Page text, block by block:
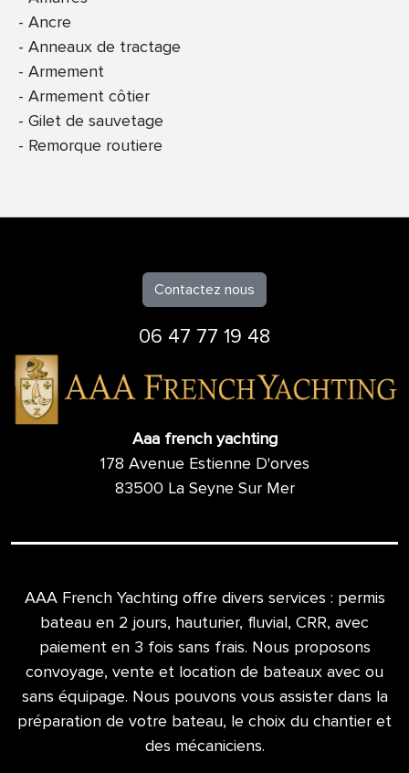
Ancre
Anneaux de tractage
Armement
Armement côtier
Gilet de sauvetage
Remorque routiere
Contactez nous
06 47 77 19 48
Aaa french yachting
178 Avenue Estienne D'orves
83500 La Seyne Sur Mer
AAA French Yachting offre divers services : permis
bateau en 2 jours, hauturier, fluvial, CRR, avec
paiement en 3 fois sans frais. Nous proposons
convoyage, vente et location de bateaux avec ou
sans équipage. Nous pouvons vous assister dans la
préparation de votre bateau, le choix du chantier et
des mécaniciens.